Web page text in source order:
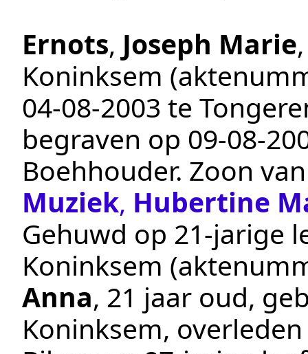
Ernots, Joseph Marie
Koninksem
04‑08‑2003 te
begraven op
Boehhouder. Zoon
Muziek, Hubertine
Gehuwd op 21-jarige
Koninksem
Anna, 21 jaar oud,
Koninksem,